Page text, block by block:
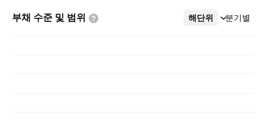
부채 수준 및 범위 해단위 분기별
더보기